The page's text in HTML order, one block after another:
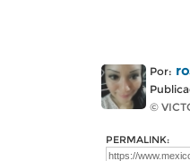
Por:
©
PERMALINK: